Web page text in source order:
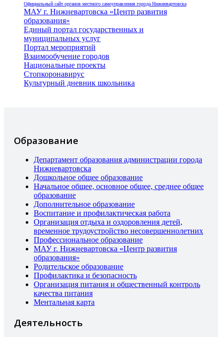
Официальный сайт органов местного самоуправления города Нижневартовска
МАУ г. Нижневартовска «Центр развития
образования»
Единый портал государственных и
муниципальных услуг
Портал мероприятий
Взаимообучение городов
Национальные проекты
Стопкоронавирус
Культурный дневник школьника
Образование
Департамент образования администрации города
Нижневартовска
Дошкольное общее образование
Начальное общее, основное общее, среднее общее
образование
Дополнительное образование
Воспитание и профилактическая работа
Организация отдыха и оздоровления детей,
временное трудоустройство несовершеннолетних
Профессиональное образование
МАУ г. Нижневартовска «Центр развития
образования»
Родительское образование
Профилактика и безопасность
Организация питания и общественный контроль
качества питания
Ментальная карта
Деятельность